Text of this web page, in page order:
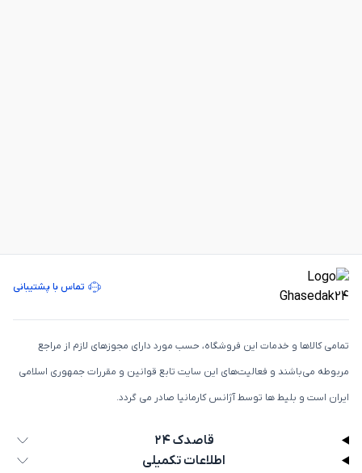
تماس با پشتیبانی
تمامی كالاها و خدمات اين فروشگاه، حسب مورد دارای مجوزهای لازم از مراجع
مربوطه می‌باشند و فعاليت‌های اين سايت تابع قوانين و مقررات جمهوری اسلامی
ايران است و بلیط ها توسط آژانس کارمانیا صادر می گردد.
قاصدک ۲۴
اطلاعات تکمیلی